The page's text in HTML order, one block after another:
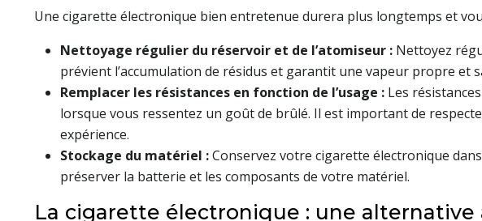
Une cigarette électronique bien entretenue durera plus longtemps et
Nettoyage régulier du réservoir et de l’atomiseur : Nettoyez
prévient l’accumulation de résidus et garantit une vapeur propre et
Remplacer les résistances en fonction de l’usage : Les
lorsque vous ressentez un goût de brûlé. Il est important de
expérience.
Stockage du matériel :Conservez votre cigarette électronique
préserver la batterie et les composants de votre matériel.
La cigarette électronique : une